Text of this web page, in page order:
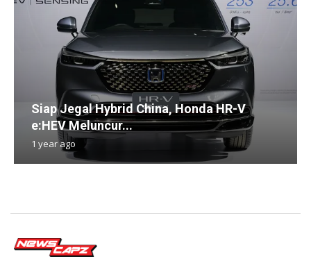
Siap Jegal Hybrid China, Honda HR-V
e:HEV Meluncur...
1 year ago